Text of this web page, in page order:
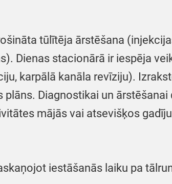
tūlītēja ārstēšana
Dienas stacionārā ir iespēja
karpālā kanāla revīziju).
Diagnostikai un
mājās vai atsevišķos
iestāšanās laiku pa